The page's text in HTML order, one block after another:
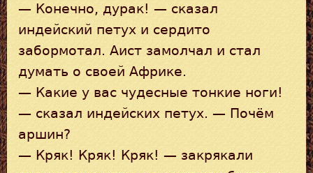
— Конечно, дурак! — сказал
индейский петух и сердито
забормотал. Аист замолчал и стал
думать о своей Африке.
— Какие у вас чудесные тонкие ноги!
— сказал индейских петух. — Почём
аршин?
— Кряк! Кряк! Кряк! — закрякали